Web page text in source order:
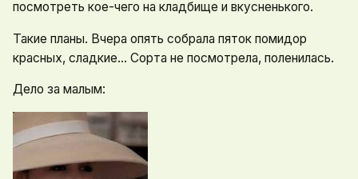
посмотреть кое-чего на кладбище и вкусненького.
Такие планы. Вчера опять собрала пяток помидор
красных, сладкие... Сорта не посмотрела, поленилась.
Дело за малым: